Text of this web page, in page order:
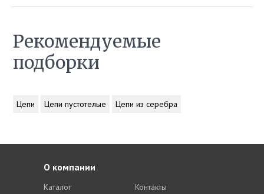
Рекомендуемые
подборки
Цепи Цепи пустотелые Цепи из серебра
О компании
Каталог
Контакты